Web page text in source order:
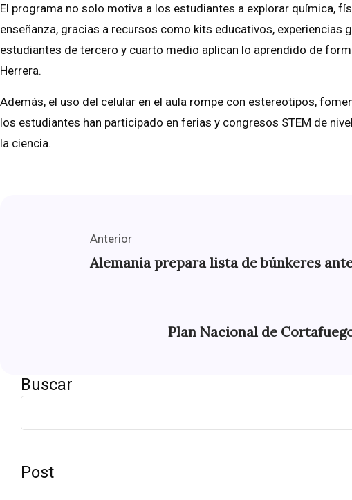
El programa no solo motiva a los estudiantes a explorar química,
enseñanza, gracias a recursos como kits educativos,
estudiantes de tercero y cuarto medio aplican lo aprendido de
Herrera.
Además, el uso del celular en el aula rompe con estereotipos,
los estudiantes han participado en ferias y congresos STEM de
la ciencia.
Anterior
Alemania prepara lista de búnkeres
Plan Nacional de
Buscar
Post